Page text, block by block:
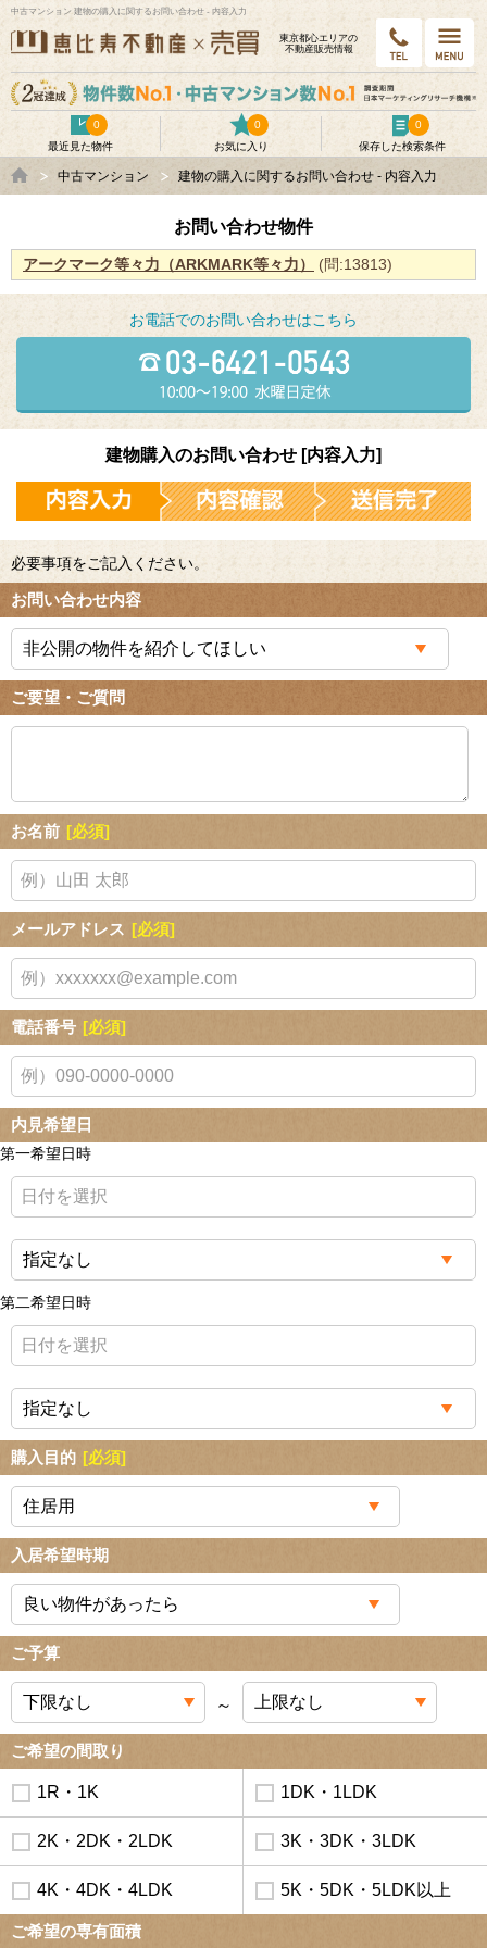
中古マンション 建物の購入に関するお問い合わせ - 内容入力
東京都⼼エリアの
不動産販売情報
最近見た物件
0
お気に入り
0
保存した検索条件
0
中古マンション 建物の購入に関するお問い合わせ - 内容入力
お問い合わせ物件
アークマーク等々力（ARKMARK等々力） (問:13813)
お電話でのお問い合わせはこちら
建物購入のお問い合わせ [内容入力]
必要事項をご記入ください。
お問い合わせ内容
ご要望・ご質問
お名前 [必須]
メールアドレス [必須]
電話番号 [必須]
内見希望日
第一希望日時
第二希望日時
購入目的 [必須]
入居希望時期
ご予算
～
ご希望の間取り
1R・1K 1DK・1LDK
2K・2DK・2LDK 3K・3DK・3LDK
4K・4DK・4LDK 5K・5DK・5LDK以上
ご希望の専有面積